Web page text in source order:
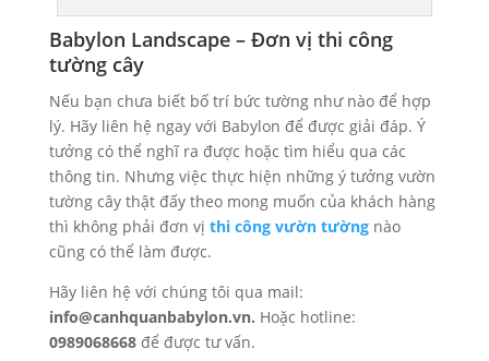
Babylon Landscape – Đơn vị thi công
tường cây
Nếu bạn chưa biết bố trí bức tường như nào để hợp
lý. Hãy liên hệ ngay với Babylon để được giải đáp. Ý
tưởng có thể nghĩ ra được hoặc tìm hiểu qua các
thông tin. Nhưng việc thực hiện những ý tưởng vườn
tường cây thật đấy theo mong muốn của khách hàng
thì không phải đơn vị thi công vườn tườngnào
cũng có thể làm được.
Hãy liên hệ với chúng tôi qua mail:
info@canhquanbabylon.vn. Hoặc hotline:
0989068668 để được tư vấn.